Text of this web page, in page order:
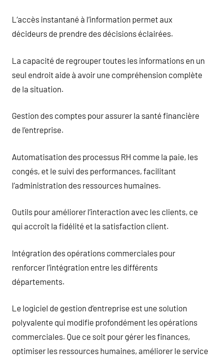
L’accès instantané à l’information permet aux
décideurs de prendre des décisions éclairées.
La capacité de regrouper toutes les informations en un
seul endroit aide à avoir une compréhension complète
de la situation.
Gestion des comptes pour assurer la santé financière
de l’entreprise.
Automatisation des processus RH comme la paie, les
congés, et le suivi des performances, facilitant
l’administration des ressources humaines.
Outils pour améliorer l’interaction avec les clients, ce
qui accroît la fidélité et la satisfaction client.
Intégration des opérations commerciales pour
renforcer l’intégration entre les différents
départements.
Le logiciel de gestion d’entreprise est une solution
polyvalente qui modifie profondément les opérations
commerciales. Que ce soit pour gérer les finances,
optimiser les ressources humaines, améliorer le service